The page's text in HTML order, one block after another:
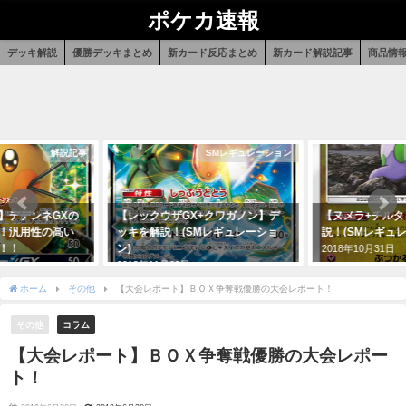
ポケカ速報
デッキ解説 優勝デッキまとめ 新カード反応まとめ 新カード解説記事 商品情
SMレギュレーション
ウザGX+クワガノン】デ
説！(SMレギュレーショ
月29日
SMレギュレーション
【ヌメラ+チルタリス】デッキを解
説！(SMレギュレーション)
2018年10月31日
【セ
ギバ
レー
2018
ホーム その他 【大会レポート】ＢＯＸ争奪戦優勝の大会レポート！
その他 コラム
【大会レポート】ＢＯＸ争奪戦優勝の大会レポー
ト！